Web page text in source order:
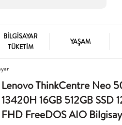
BİLGİSAYAR
TÜKETİM
YAŞAM
Lenovo ThinkCentre Neo
13420H 16GB 512GB SSD
FHD FreeDOS AIO